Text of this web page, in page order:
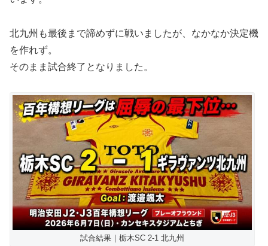
北九州も最後まで諦めずに戦いましたが、なかなか決定機
を作れず。
そのまま試合終了となりました。
試合結果｜栃木SC 2-1 北九州